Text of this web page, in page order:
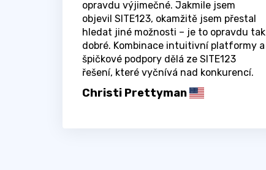
opravdu výjimečné. Jakmile jsem
objevil SITE123, okamžitě jsem přestal
hledat jiné možnosti – je to opravdu tak
dobré. Kombinace intuitivní platformy a
špičkové podpory dělá ze SITE123
řešení, které vyčnívá nad konkurencí.
Christi Prettyman